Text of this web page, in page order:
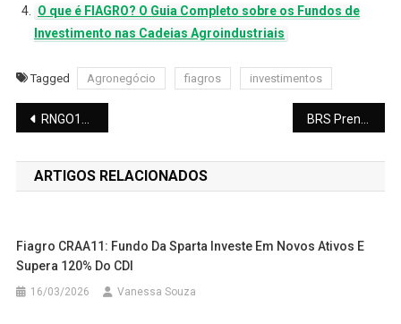
O que é FIAGRO? O Guia Completo sobre os Fundos de
Investimento nas Cadeias Agroindustriais
Tagged Agronegócio fiagros investimentos
Navegação
de
Post
RNGO11: A Saída da GOL e o Futuro das Lajes Corporativas em 2026 BRS Prenda: A Nova Super Batata-Doce da Embrapa que Une Biofortificação e Produtividade
ARTIGOS RELACIONADOS
Fiagro CRAA11: Fundo Da Sparta Investe Em Novos Ativos E
Supera 120% Do CDI
16/03/2026 Vanessa Souza